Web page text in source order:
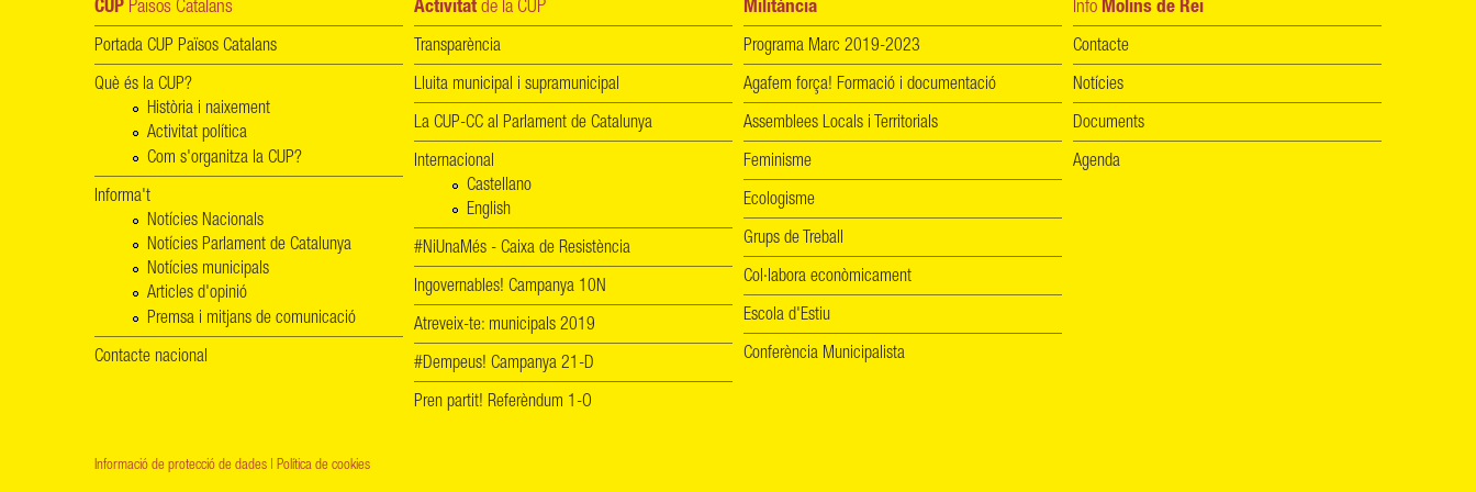
CUP Països Catalans
Portada CUP Països Catalans
Què és la CUP?
Història i naixement
Activitat política
Com s'organitza la CUP?
Informa't
Notícies Nacionals
Notícies Parlament de Catalunya
Notícies municipals
Articles d'opinió
Premsa i mitjans de comunicació
Contacte nacional
Activitat de la CUP
Transparència
Lluita municipal i supramunicipal
La CUP-CC al Parlament de Catalunya
Internacional
Castellano
English
#NiUnaMés - Caixa de Resistència
Ingovernables! Campanya 10N
Atreveix-te: municipals 2019
#Dempeus! Campanya 21-D
Pren partit! Referèndum 1-O
Militància
Programa Marc 2019-2023
Agafem força! Formació i documentació
Assemblees Locals i Territorials
Feminisme
Ecologisme
Grups de Treball
Col·labora econòmicament
Escola d'Estiu
Conferència Municipalista
Info Molins de Rei
Contacte
Notícies
Documents
Agenda
Informació de protecció de dades Política de cookies